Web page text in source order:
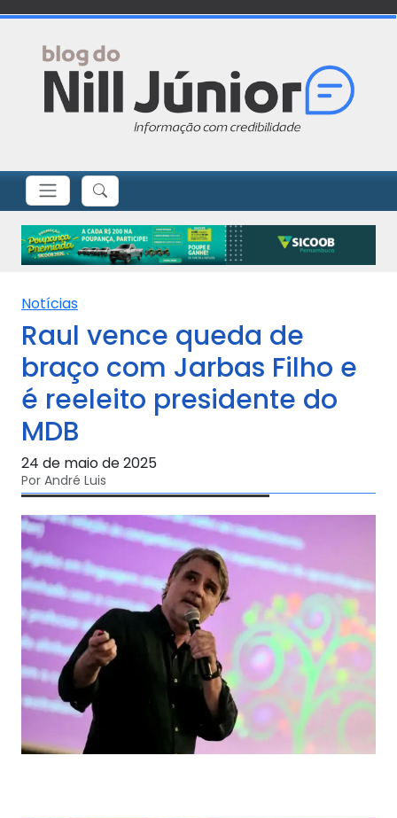
Notícias
Raul vence queda de
braço com Jarbas Filho e
é reeleito presidente do
MDB
24 de maio de 2025
Por André Luis